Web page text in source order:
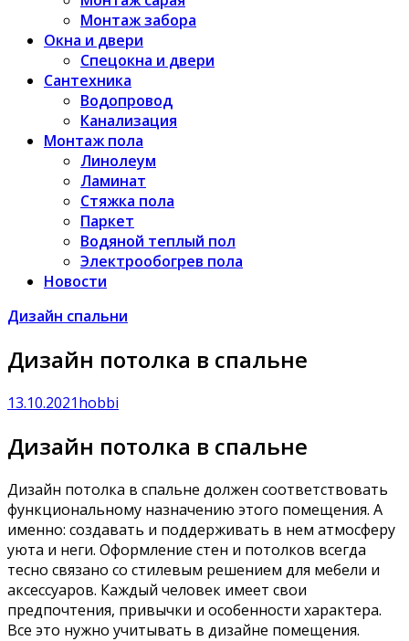
Монтаж забора
Окна и двери
Спецокна и двери
Сантехника
Водопровод
Канализация
Монтаж пола
Линолеум
Ламинат
Стяжка пола
Паркет
Водяной теплый пол
Электрообогрев пола
Новости
Дизайн спальни
Дизайн потолка в спальне
13.10.2021hobbi
Дизайн потолка в спальне
Дизайн потолка в спальне должен соответствовать
функциональному назначению этого помещения. А
именно: создавать и поддерживать в нем атмосферу
уюта и неги. Оформление стен и потолков всегда
тесно связано со стилевым решением для мебели и
аксессуаров. Каждый человек имеет свои
предпочтения, привычки и особенности характера.
Все это нужно учитывать в дизайне помещения.